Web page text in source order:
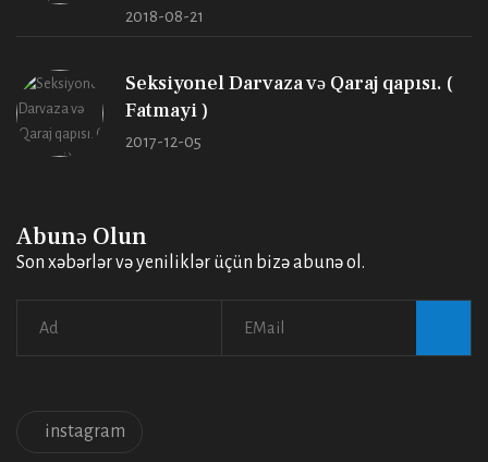
2018-08-21
Seksiyonel Darvaza və Qaraj qapısı. (
Fatmayi )
2017-12-05
Abunə Olun
Son xəbərlər və yeniliklər üçün bizə abunə ol.
instagram